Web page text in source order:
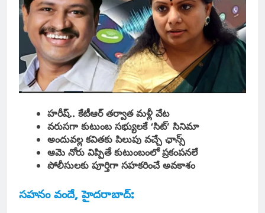
హరీష్.. కేటీఆర్ తర్వాత మళ్లీ వేట
వరుసగా కుటుంబ సభ్యులకే ‘సిట్’ సినిమా
అందువల్ల కవితకు పిలుపు వచ్చే ఛాన్స్
ఆమె నోరు విప్పితే కుటుంబంలో ప్రకంపనలే
పోలీసులకు పూర్తిగా సహకరించే అవకాశం
సహనం వందే, హైదరాబాద్: